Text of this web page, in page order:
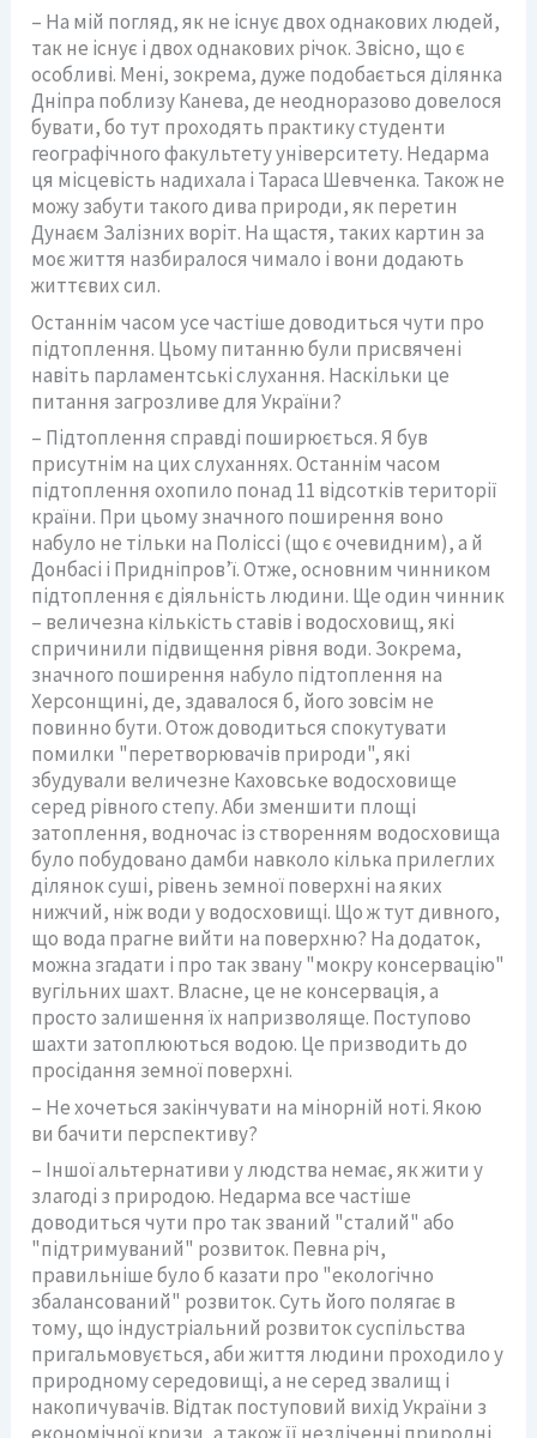
– На мій погляд, як не існує двох однакових людей,
так не існує і двох однакових річок. Звісно, що є
особливі. Мені, зокрема, дуже подобається ділянка
Дніпра поблизу Канева, де неодноразово довелося
бувати, бо тут проходять практику студенти
географічного факультету університету. Недарма
ця місцевість надихала і Тараса Шевченка. Також не
можу забути такого дива природи, як перетин
Дунаєм Залізних воріт. На щастя, таких картин за
моє життя назбиралося чимало і вони додають
життєвих сил.
Останнім часом усе частіше доводиться чути про
підтоплення. Цьому питанню були присвячені
навіть парламентські слухання. Наскільки це
питання загрозливе для України?
– Підтоплення справді поширюється. Я був
присутнім на цих слуханнях. Останнім часом
підтоплення охопило понад 11 відсотків території
країни. При цьому значного поширення воно
набуло не тільки на Поліссі (що є очевидним), а й
Донбасі і Придніпров’ї. Отже, основним чинником
підтоплення є діяльність людини. Ще один чинник
– величезна кількість ставів і водосховищ, які
спричинили підвищення рівня води. Зокрема,
значного поширення набуло підтоплення на
Херсонщині, де, здавалося б, його зовсім не
повинно бути. Отож доводиться спокутувати
помилки "перетворювачів природи", які
збудували величезне Каховське водосховище
серед рівного степу. Аби зменшити площі
затоплення, водночас із створенням водосховища
було побудовано дамби навколо кілька прилеглих
ділянок суші, рівень земної поверхні на яких
нижчий, ніж води у водосховищі. Що ж тут дивного,
що вода прагне вийти на поверхню? На додаток,
можна згадати і про так звану "мокру консервацію"
вугільних шахт. Власне, це не консервація, а
просто залишення їх напризволяще. Поступово
шахти затоплюються водою. Це призводить до
просідання земної поверхні.
– Не хочеться закінчувати на мінорній ноті. Якою
ви бачити перспективу?
– Іншої альтернативи у людства немає, як жити у
злагоді з природою. Недарма все частіше
доводиться чути про так званий "сталий" або
"підтримуваний" розвиток. Певна річ,
правильніше було б казати про "екологічно
збалансований" розвиток. Суть його полягає в
тому, що індустріальний розвиток суспільства
пригальмовується, аби життя людини проходило у
природному середовищі, а не серед звалищ і
накопичувачів. Відтак поступовий вихід України з